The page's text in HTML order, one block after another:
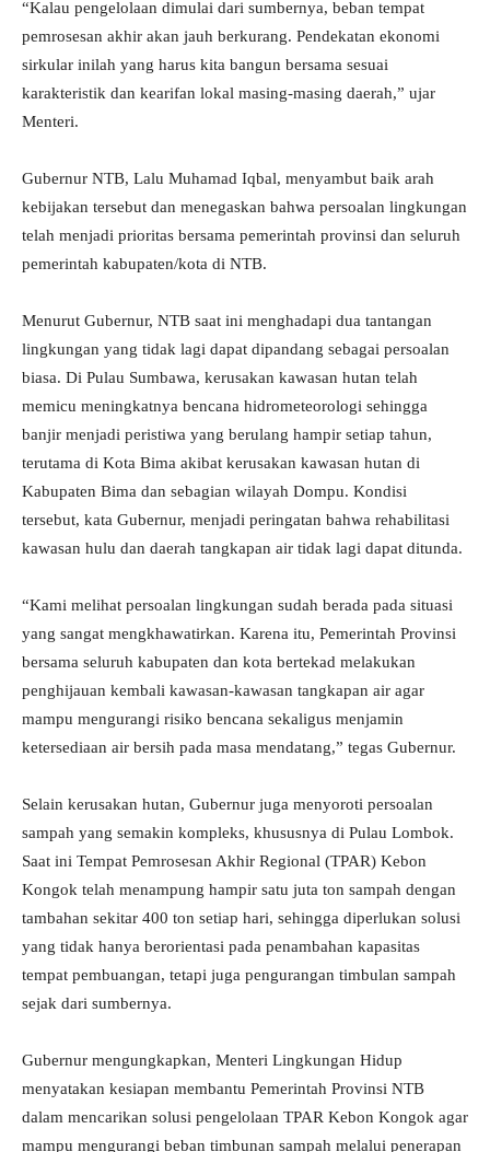
“Kalau pengelolaan dimulai dari sumbernya, beban tempat
pemrosesan akhir akan jauh berkurang. Pendekatan ekonomi
sirkular inilah yang harus kita bangun bersama sesuai
karakteristik dan kearifan lokal masing-masing daerah,” ujar
Menteri.
Gubernur NTB, Lalu Muhamad Iqbal, menyambut baik arah
kebijakan tersebut dan menegaskan bahwa persoalan lingkungan
telah menjadi prioritas bersama pemerintah provinsi dan seluruh
pemerintah kabupaten/kota di NTB.
Menurut Gubernur, NTB saat ini menghadapi dua tantangan
lingkungan yang tidak lagi dapat dipandang sebagai persoalan
biasa. Di Pulau Sumbawa, kerusakan kawasan hutan telah
memicu meningkatnya bencana hidrometeorologi sehingga
banjir menjadi peristiwa yang berulang hampir setiap tahun,
terutama di Kota Bima akibat kerusakan kawasan hutan di
Kabupaten Bima dan sebagian wilayah Dompu. Kondisi
tersebut, kata Gubernur, menjadi peringatan bahwa rehabilitasi
kawasan hulu dan daerah tangkapan air tidak lagi dapat ditunda.
“Kami melihat persoalan lingkungan sudah berada pada situasi
yang sangat mengkhawatirkan. Karena itu, Pemerintah Provinsi
bersama seluruh kabupaten dan kota bertekad melakukan
penghijauan kembali kawasan-kawasan tangkapan air agar
mampu mengurangi risiko bencana sekaligus menjamin
ketersediaan air bersih pada masa mendatang,” tegas Gubernur.
Selain kerusakan hutan, Gubernur juga menyoroti persoalan
sampah yang semakin kompleks, khususnya di Pulau Lombok.
Saat ini Tempat Pemrosesan Akhir Regional (TPAR) Kebon
Kongok telah menampung hampir satu juta ton sampah dengan
tambahan sekitar 400 ton setiap hari, sehingga diperlukan solusi
yang tidak hanya berorientasi pada penambahan kapasitas
tempat pembuangan, tetapi juga pengurangan timbulan sampah
sejak dari sumbernya.
Gubernur mengungkapkan, Menteri Lingkungan Hidup
menyatakan kesiapan membantu Pemerintah Provinsi NTB
dalam mencarikan solusi pengelolaan TPAR Kebon Kongok agar
mampu mengurangi beban timbunan sampah melalui penerapan